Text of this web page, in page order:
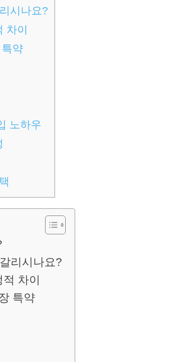
시나요?
이
약
노하우
리시나요?
차이
특약